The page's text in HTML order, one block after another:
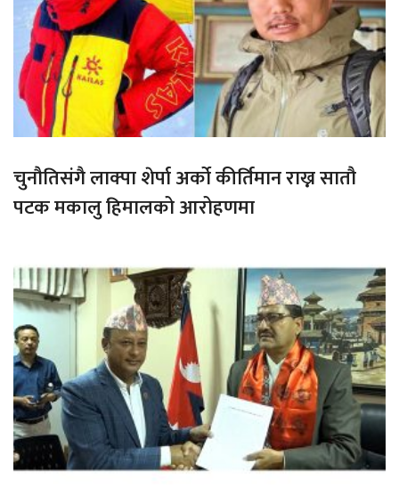
चुनौतिसंगै लाक्पा शेर्पा अर्को कीर्तिमान राख्न सातौ
पटक मकालु हिमालको आरोहणमा